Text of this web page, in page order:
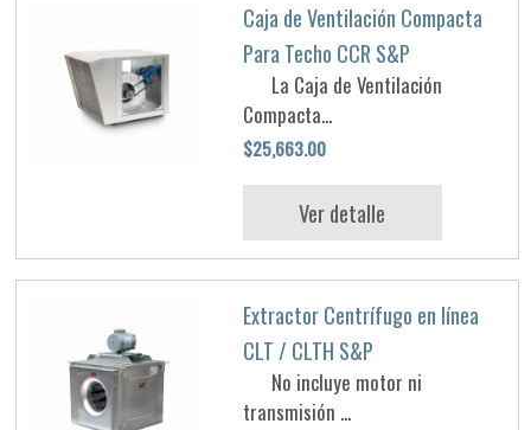
Caja de Ventilación Compacta
Para Techo CCR S&P
La Caja de Ventilación
Compacta...
$25,663.00
Ver detalle
Extractor Centrífugo en línea
CLT / CLTH S&P
No incluye motor ni
transmisión ...